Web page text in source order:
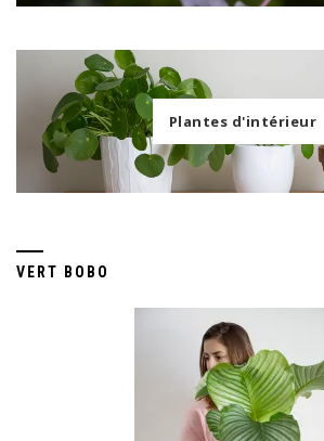
Plantes d'intérieur
VERT BOBO